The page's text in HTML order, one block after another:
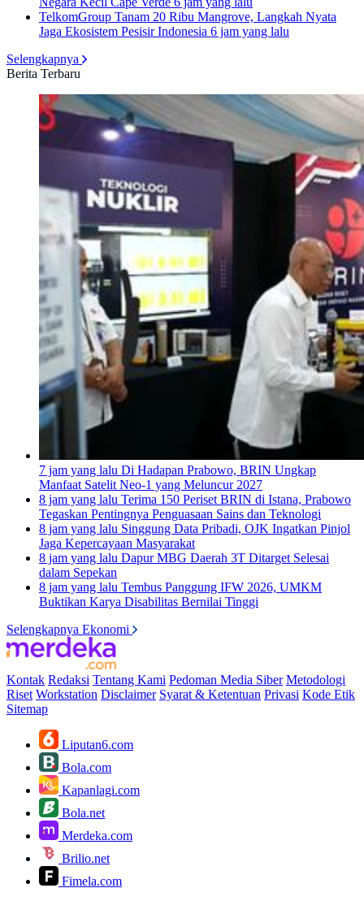
TelkomGroup Tanam 20 Ribu Mangrove, Langkah Nyata
Jaga Ekosistem Pesisir Indonesia 6 jam yang lalu
Selengkapnya
Berita Terbaru
7 jam yang lalu Di Hadapan Prabowo, BRIN Ungkap
Manfaat Satelit Neo-1 yang Meluncur 2027
8 jam yang lalu Terima 150 Periset BRIN di Istana, Prabowo
Tegaskan Pentingnya Penguasaan Sains dan Teknologi
8 jam yang lalu Singgung Data Pribadi, OJK Ingatkan Pinjol
Jaga Kepercayaan Masyarakat
8 jam yang lalu Dapur MBG Daerah 3T Ditarget Selesai
dalam Sepekan
8 jam yang lalu Tembus Panggung IFW 2026, UMKM
Buktikan Karya Disabilitas Bernilai Tinggi
Selengkapnya Ekonomi
Kontak Redaksi Tentang Kami Pedoman Media Siber Metodologi
Riset Workstation Disclaimer Syarat & Ketentuan Privasi Kode Etik
Sitemap
Liputan6.com
Bola.com
Kapanlagi.com
Bola.net
Merdeka.com
Brilio.net
Fimela.com